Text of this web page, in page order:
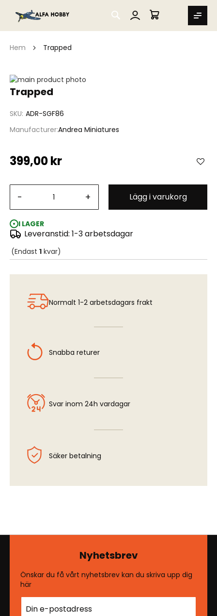
SEARCH
MIN VARUKORG
Hem Trapped
Trapped
SKU ADR-SGF86
ManufacturerAndrea Miniatures
399,00 kr
- + Lägg i varukorg
I LAGER
Leveranstid: 1-3 arbetsdagar
(Endast 1 kvar)
Hoppa
till
slutet
bildgalleriet
Trapped
Hoppa
av
bildgalleriet
Normalt 1-2 arbetsdagars frakt
Snabba returer
Svar inom 24h vardagar
Säker betalning
Nyhetsbrev
Önskar du få vårt nyhetsbrev kan du skriva upp dig
här